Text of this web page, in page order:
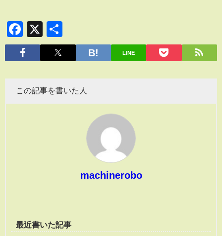
Facebook
X
有
LINE
この記事を書いた人
machinerobo
最近書いた記事